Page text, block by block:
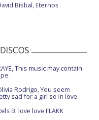
Bisbal, Eternos
This music may contain
Rodrigo, You seem
sad for a girl so in love
B: love love FLAKK